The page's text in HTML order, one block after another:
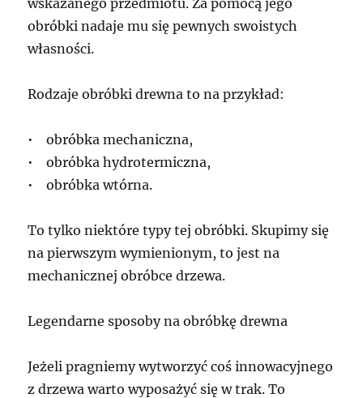
obróbki nadaje mu się pewnych swoistych
własności.
Rodzaje obróbki drewna to na przykład:
• obróbka mechaniczna,
• obróbka hydrotermiczna,
• obróbka wtórna.
To tylko niektóre typy tej obróbki. Skupimy się
na pierwszym wymienionym, to jest na
mechanicznej obróbce drzewa.
Legendarne sposoby na obróbkę drewna
Jeżeli pragniemy wytworzyć coś innowacyjnego
z drzewa warto wyposażyć się w trak. To